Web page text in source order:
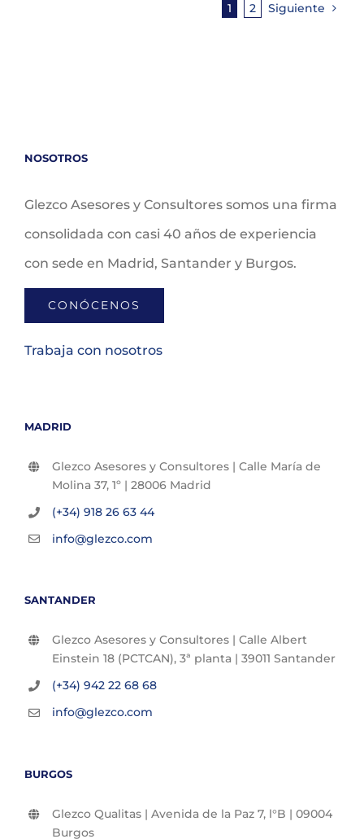
1 2 Siguiente
NOSOTROS
Glezco Asesores y Consultores somos una firma
consolidada con casi 40 años de experiencia
con sede en Madrid, Santander y Burgos.
CONÓCENOS
Trabaja con nosotros
MADRID
Glezco Asesores y Consultores | Calle María de
Molina 37, 1º | 28006 Madrid
(+34) 918 26 63 44
info@glezco.com
SANTANDER
Glezco Asesores y Consultores | Calle Albert
Einstein 18 (PCTCAN), 3ª planta | 39011 Santander
(+34) 942 22 68 68
info@glezco.com
BURGOS
Glezco Qualitas | Avenida de la Paz 7, l°B | 09004
Burgos